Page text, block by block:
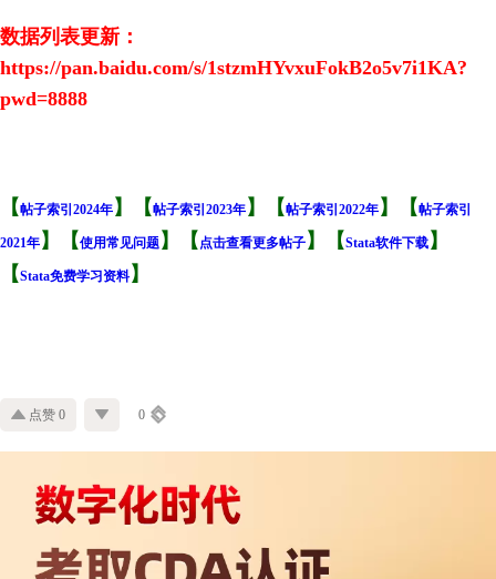
数据列表更新：
https://pan.baidu.com/s/1stzmHYvxuFokB2o5v7i1KA?
pwd=8888
【帖子索引2024年 】 【帖子索引2023年 】【帖子索引2022年 】【帖子索引
2021年 】【使用常见问题 】 【 点击查看更多帖子 】【Stata软件下载 】
【Stata免费学习资料 】
点赞 0 0